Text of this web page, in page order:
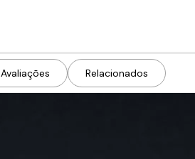
Avaliações Relacionados